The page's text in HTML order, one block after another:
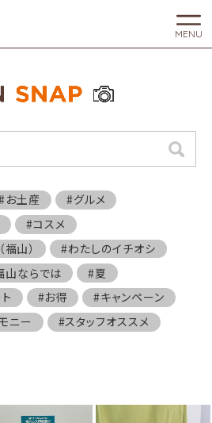
MENU
検索
お土産
#グルメ
#コスメ
山）
#わたしのイチオシ
山ならでは
#夏
#お得
#キャンペーン
ニー #スタッフオススメ